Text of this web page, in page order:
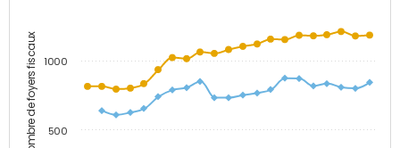
Nombre de foyers fiscaux 500
1000